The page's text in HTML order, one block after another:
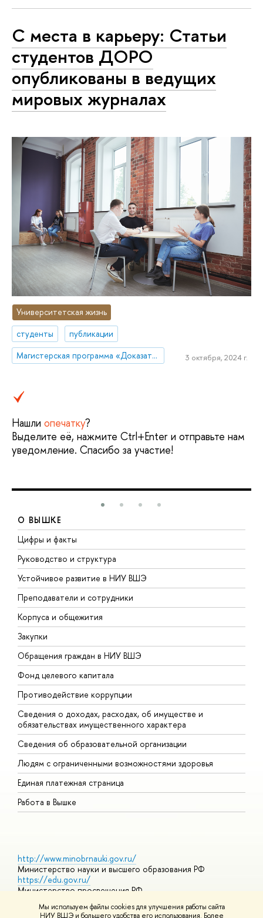
Мы используем файлы cookies для улучшения работы сайта
НИУ ВШЭ и большего удобства его использования. Более
С места в карьеру: Статьи
студентов ДОРО
опубликованы в ведущих
мировых журналах
Университетская жизнь
студенты
публикации
Магистерская программа «Доказательное развитие образования»
3 октября, 2024 г.
Нашли опечатку?
Выделите её, нажмите Ctrl+Enter и отправьте нам
уведомление. Спасибо за участие!
О ВЫШКЕ
Цифры и факты
Руководство и структура
Устойчивое развитие в НИУ ВШЭ
Преподаватели и сотрудники
Корпуса и общежития
Закупки
Обращения граждан в НИУ ВШЭ
Фонд целевого капитала
Противодействие коррупции
Сведения о доходах, расходах, об имуществе и
обязательствах имущественного характера
Сведения об образовательной организации
Людям с ограниченными возможностями здоровья
Единая платежная страница
Работа в Вышке
http://www.minobrnauki.gov.ru/
Министерство науки и высшего образования РФ
https://edu.gov.ru/
Министерство просвещения РФ
https://elearning.hse.ru/mooc
Массовые открытые онлайн-курсы